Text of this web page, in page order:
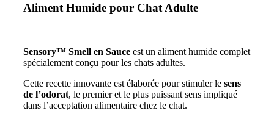
Aliment Humide pour Chat Adulte
Sensory™ Smell en Sauce est un aliment humide complet
spécialement conçu pour les chats adultes.
Cette recette innovante est élaborée pour stimuler le sens
de l’odorat, le premier et le plus puissant sens impliqué
dans l’acceptation alimentaire chez le chat.